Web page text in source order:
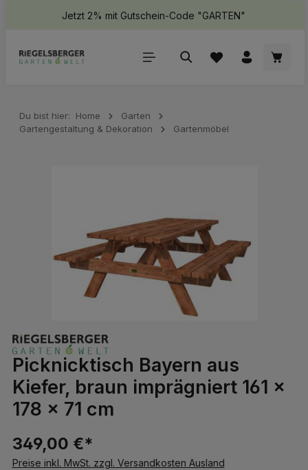
springenJetzt 2% mit Gutschein-Code "GARTEN"
Du bist hier: Home
Garten
Gartengestaltung & Dekoration
Gartenmöbel
Picknicktisch Bayern aus
Kiefer, braun imprägniert 161 x
178 x 71 cm
349,00 €*
Preise inkl. MwSt. zzgl. Versandkosten Ausland